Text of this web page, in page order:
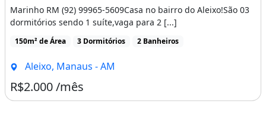
Marinho RM (92) 99965-5609Casa no bairro do Aleixo!São 03
dormitórios sendo 1 suíte,vaga para 2 [...]
150m² de Área 3 Dormitórios 2 Banheiros
Aleixo, Manaus - AM
R$2.000 /mês